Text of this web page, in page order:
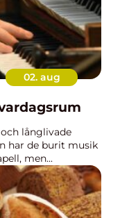
02. aug
vardagsrum
långlivade
har de burit musik
men...